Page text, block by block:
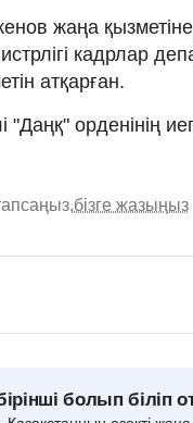
жаңа қызметіне
кадрлар
атқарған.
"Даңқ" орденінің
бізге жазыңыз
болып біліп